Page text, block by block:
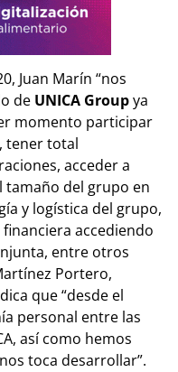
Juan Marín “nos
de UNICA Groupya
momento participar
tener total
acceder a
tamaño del grupo en
y logística del grupo,
accediendo
entre otros
Portero,
que “desde el
personal entre las
así como hemos
toca desarrollar”.